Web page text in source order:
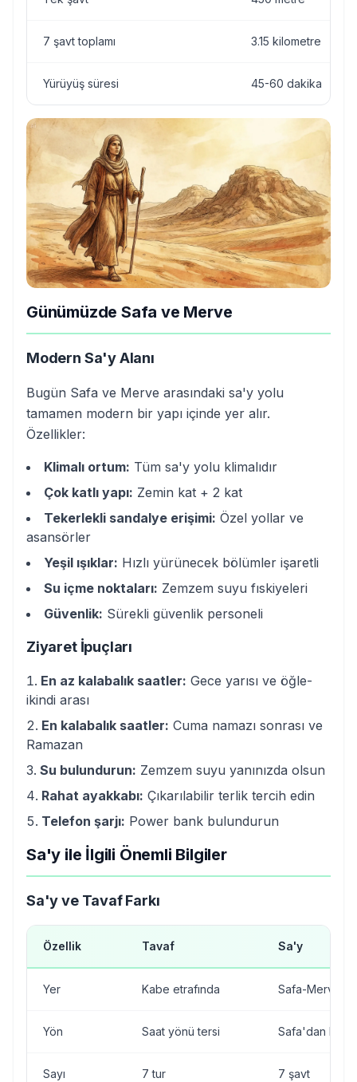
7 şavt toplamı 3.15 kilometre
Yürüyüş süresi 45-60 dakika
Günümüzde Safa ve Merve
Modern Sa'y Alanı
Bugün Safa ve Merve arasındaki sa'y yolu
tamamen modern bir yapı içinde yer alır.
Özellikler:
Klimalı ortum: Tüm sa'y yolu klimalıdır
Çok katlı yapı: Zemin kat + 2 kat
Tekerlekli sandalye erişimi: Özel yollar ve
asansörler
Yeşil ışıklar: Hızlı yürünecek bölümler işaretli
Su içme noktaları: Zemzem suyu fıskiyeleri
Güvenlik: Sürekli güvenlik personeli
Ziyaret İpuçları
En az kalabalık saatler: Gece yarısı ve öğle-
ikindi arası
En kalabalık saatler: Cuma namazı sonrası ve
Ramazan
Su bulundurun: Zemzem suyu yanınızda olsun
Rahat ayakkabı: Çıkarılabilir terlik tercih edin
Telefon şarjı: Power bank bulundurun
Sa'y ile İlgili Önemli Bilgiler
Sa'y ve Tavaf Farkı
Özellik Tavaf Sa'y
Yer Kabe etrafında Safa-Merve
Yön Saat yönü tersi Safa'dan
Sayı 7 tur 7 şavt